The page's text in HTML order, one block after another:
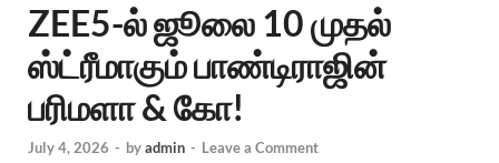
ZEE5-ல் ஜூலை 10 முதல்
ஸ்ட்ரீமாகும் பாண்டிராஜின்
பரிமளா & கோ!
July 4, 2026 - byadmin - Leave a Comment